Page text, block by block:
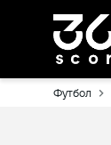
Футбол